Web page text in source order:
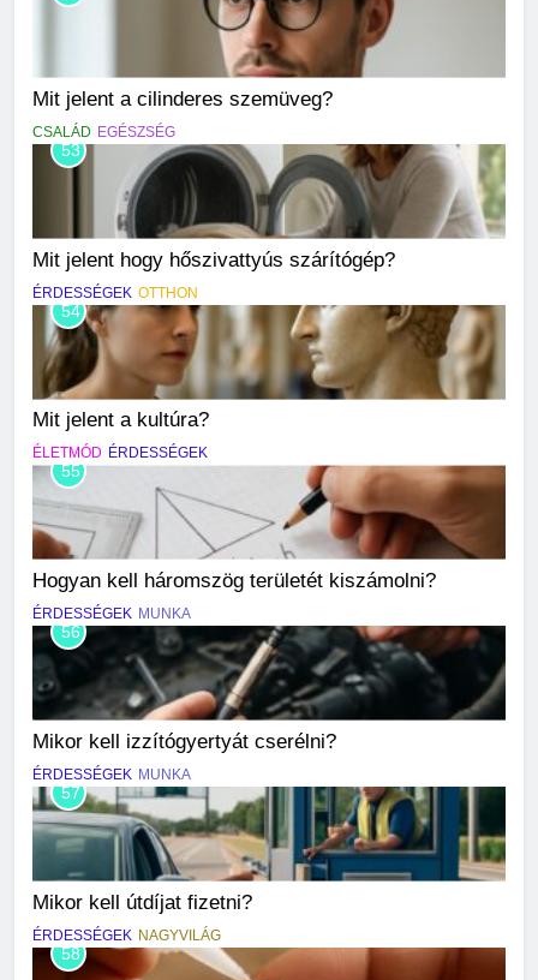
Mit jelent a cilinderes szemüveg?
CSALÁD EGÉSZSÉG
53
Mit jelent hogy hőszivattyús szárítógép?
ÉRDESSÉGEK OTTHON
54
Mit jelent a kultúra?
ÉLETMÓD ÉRDESSÉGEK
55
Hogyan kell háromszög területét kiszámolni?
ÉRDESSÉGEK MUNKA
56
Mikor kell izzítógyertyát cserélni?
ÉRDESSÉGEK MUNKA
57
Mikor kell útdíjat fizetni?
ÉRDESSÉGEK NAGYVILÁG
58